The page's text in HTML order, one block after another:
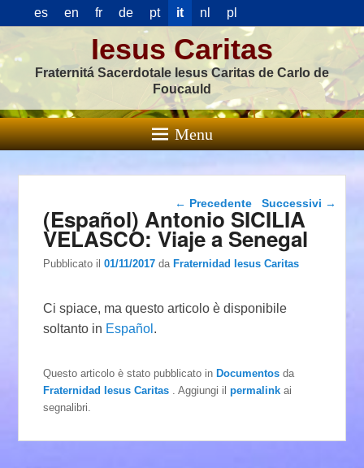
es en fr de pt it nl pl
Iesus Caritas
Fraternitá Sacerdotale Iesus Caritas de Carlo de
Foucauld
Menu
Navigazione articolo
← Precedente Successivi →
(Español) Antonio SICILIA
VELASCO: Viaje a Senegal
Pubblicato il01/11/2017 daFraternidad Iesus Caritas
Ci spiace, ma questo articolo è disponibile
soltanto in Español .
Questo articolo è stato pubblicato inDocumentos da
Fraternidad Iesus Caritas
. Aggiungi ilpermalink ai
segnalibri.